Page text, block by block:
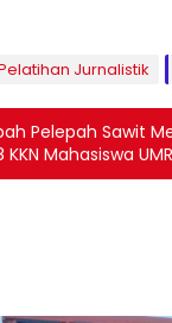
Jurnalistik
Pelepah Sawit
Mahasiswa